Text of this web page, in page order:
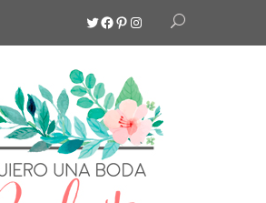
Twitter
Facebook
Pinterest
Instagram